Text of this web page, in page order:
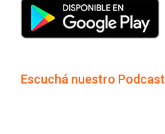
Escuchá nuestro Podcast